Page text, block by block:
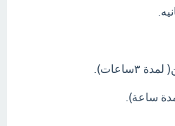
٣ساعات).